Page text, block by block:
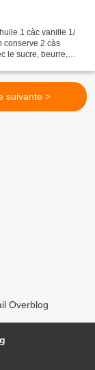
1 càc vanille 1/
conserve 2 càs
le sucre, beurre,
suivante >
Overblog